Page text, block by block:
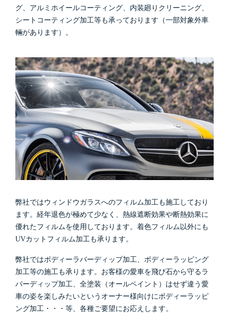
グ、アルミホイールコーティング、内装廻りクリーニング、
シートコーティング加工等も承っております（一部対象外車
輛があります）。
弊社ではウィンドウガラスへのフィルム加工も施工しており
ます。経年退色が極めて少なく、熱線遮断効果や断熱効果に
優れたフィルムを使用しております。着色フィルム以外にも
UVカットフィルム加工も承ります。
弊社ではボディーラバーディップ加工、ボディーラッピング
加工等の施工も承ります。お客様の愛車を飛び石から守るラ
バーディップ加工、全塗装（オールペイント）はせず違う愛
車の姿を楽しみたいというオーナー様向けにボディーラッピ
ング加工・・・等、各種ご要望にお応えします。